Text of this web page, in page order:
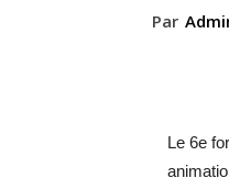
Par
Le 6e